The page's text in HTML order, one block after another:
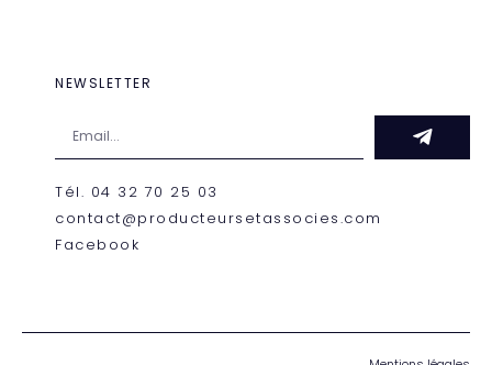
NEWSLETTER
Tél. 04 32 70 25 03
contact@producteursetassocies.com
Facebook